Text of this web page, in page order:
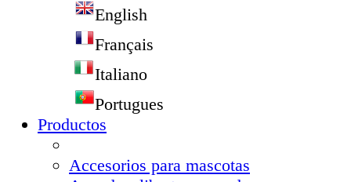
English
Français
Italiano
Portugues
Productos
Accesorios para mascotas